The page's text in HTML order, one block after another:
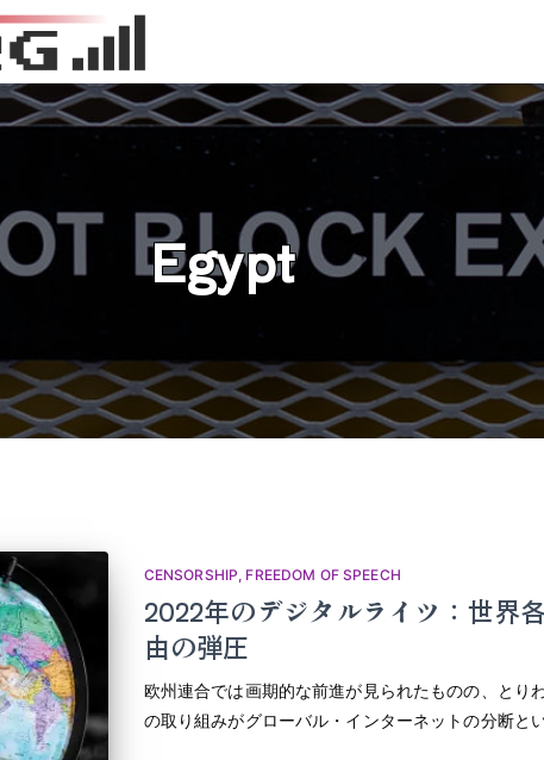
Egypt
CENSORSHIP FREEDOM OF SPEECH
2022年のデジタルライツ：世界
由の弾圧
欧州連合では画期的な前進が見られたものの、とり
の取り組みがグローバル・インターネットの分断と